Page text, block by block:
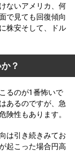
ないアメリカ、何
で見ても回復傾向
株安そして、ドル
？
るのが1番怖いで
あるのですが、急
険性もあります。
は引き続きみてお
起こった場合円高